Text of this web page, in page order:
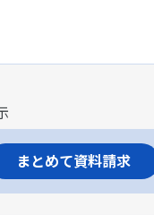
まとめて資料請求